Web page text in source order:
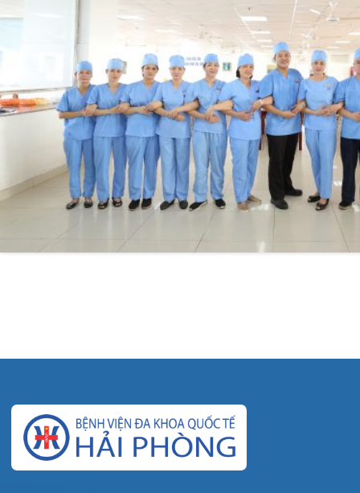
0225-3951 115
dakhoaquocte.hih@gmail.com
Lịch làm việc:
Giờ làm việc mùa hè (01/4 – 31/10):
Buổi sáng: 06h45’ – 11h45’
Buổi chiều: 13h30’ – 16h30’
Giờ làm việc mùa đông (01/11 – 31/3)
Buổi sáng: 07h15’ – 11h45’
Gọi Tổng đài 0225-3955 888
Đặt lịch khám
Tra cứu kết quả xét nghiệm